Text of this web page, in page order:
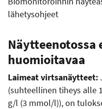
lähetysohjeet
Näytteenotossa
huomioitavaa
Laimeat virtsanäytteet:
(suhteellinen tiheys alle
g/l (3 mmol/l)), on